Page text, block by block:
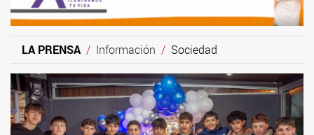
LA PRENSA Información Sociedad